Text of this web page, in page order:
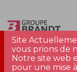
Site
vous prions de
Notre site web
pour une mise